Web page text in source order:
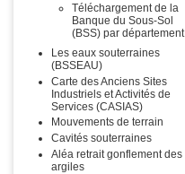
Téléchargement de la
Banque du Sous-Sol
(BSS) par département
Les eaux souterraines
(BSSEAU)
Carte des Anciens Sites
Industriels et Activités de
Services (CASIAS)
Mouvements de terrain
Cavités souterraines
Aléa retrait gonflement des
argiles